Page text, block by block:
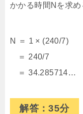
かかる時間Nを求め
N ＝ 1 × (240/7)
＝ 240/7
＝ 34.285714…
解答：35分